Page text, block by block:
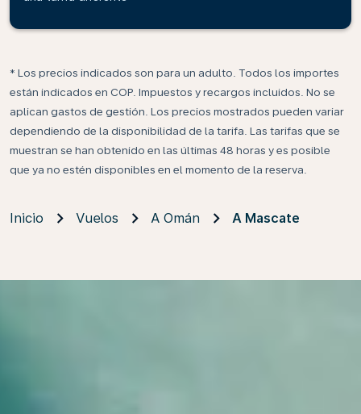
* Los precios indicados son para un adulto. Todos los importes
están indicados en COP. Impuestos y recargos incluidos. No se
aplican gastos de gestión. Los precios mostrados pueden variar
dependiendo de la disponibilidad de la tarifa. Las tarifas que se
muestran se han obtenido en las últimas 48 horas y es posible
que ya no estén disponibles en el momento de la reserva.
Inicio Vuelos A Omán A Mascate